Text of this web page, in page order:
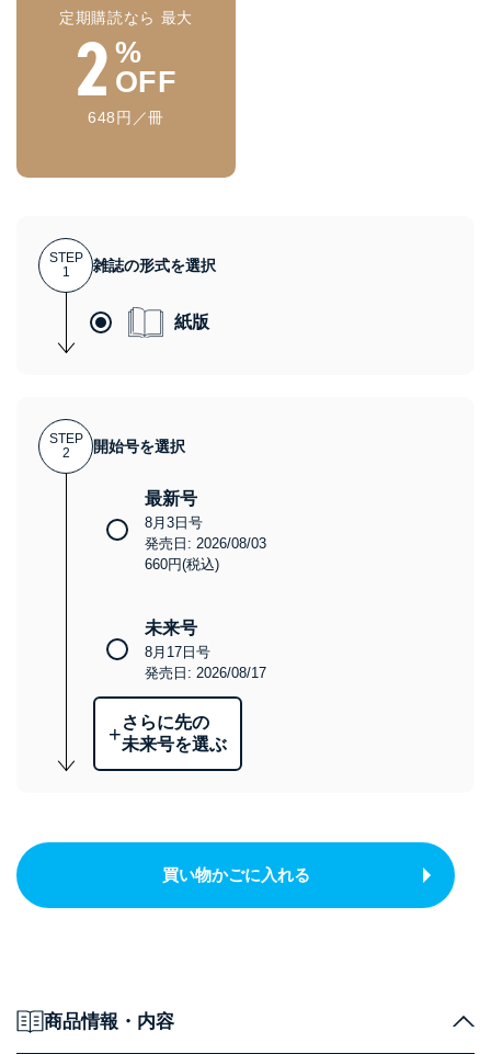
定期購読なら 最大
2 %
OFF
648円／冊
STEP
1
雑誌の形式を選択
紙版
STEP
2
開始号を選択
最新号
8月3日号
発売日: 2026/08/03
660円(税込)
未来号
8月17日号
発売日: 2026/08/17
+さらに先の
未来号を選ぶ
買い物かごに入れる
商品情報・内容